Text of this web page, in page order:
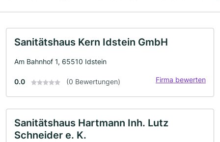
Sanitätshaus Kern Idstein GmbH
Am Bahnhof 1, 65510 Idstein
0.0 (0 Bewertungen) Firma bewerten
Sanitätshaus Hartmann Inh. Lutz
Schneider e. K.